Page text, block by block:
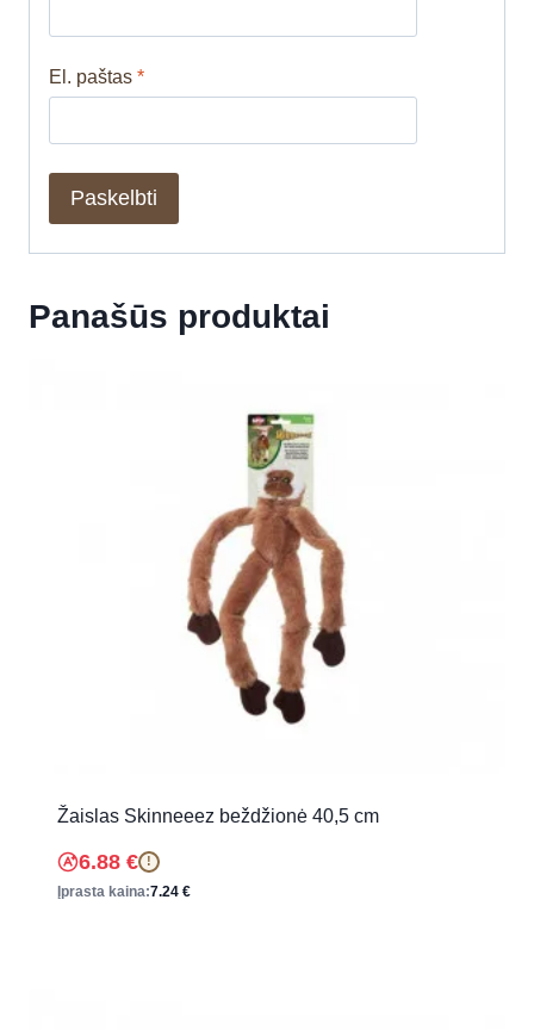
El. paštas *
Panašūs produktai
Žaislas Skinneeez beždžionė 40,5 cm
6.88 € !
Įprasta kaina:7.24 €